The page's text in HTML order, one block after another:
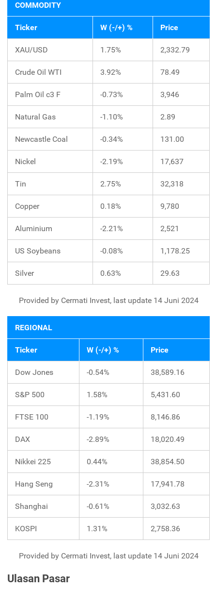
COMMODITY
Ticker W (-/+) % Price
XAU/USD 1.75% 2,332.79
Crude Oil WTI 3.92% 78.49
Palm Oil c3 F -0.73% 3,946
Natural Gas -1.10% 2.89
Newcastle Coal -0.34% 131.00
Nickel -2.19% 17,637
Tin 2.75% 32,318
Copper 0.18% 9,780
Aluminium -2.21% 2,521
US Soybeans -0.08% 1,178.25
Silver 0.63% 29.63
Provided by Cermati Invest, last update 14 Juni 2024
REGIONAL
Ticker W (-/+) % Price
Dow Jones -0.54% 38,589.16
S&P 500 1.58% 5,431.60
FTSE 100 -1.19% 8,146.86
DAX -2.89% 18,020.49
Nikkei 225 0.44% 38,854.50
Hang Seng -2.31% 17,941.78
Shanghai -0.61% 3,032.63
KOSPI 1.31% 2,758.36
Provided by Cermati Invest, last update 14 Juni 2024
Ulasan Pasar